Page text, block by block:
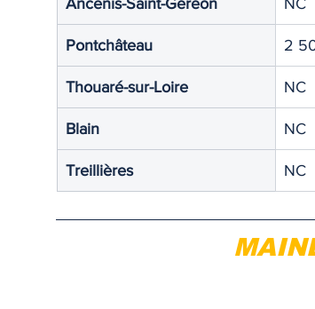
Pontchâteau 2
Thouaré-sur-Loire NC
Blain NC
Treillières NC